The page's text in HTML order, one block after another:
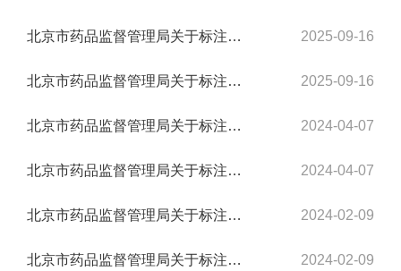
北京市药品监督管理局关于标注北京赛飞特科技有限公司等四十三家企业《医疗器械网络交... 2025-09-16
北京市药品监督管理局关于标注北京先锋寰宇网络信息有限责任公司等二十四家企业《药品... 2025-09-16
北京市药品监督管理局关于标注北京九都佳德科技有限公司等四家企业 《药品网络交易服务... 2024-04-07
北京市药品监督管理局关于标注我有药（北京）网络科技服务有限公司等七家企业《医疗器... 2024-04-07
北京市药品监督管理局关于标注北京金紫竹科技有限公司等七家企业 《医疗器械网络交易服... 2024-02-09
北京市药品监督管理局关于标注北京慧智真科技有限公司等十五家企业《药品网络交易服务... 2024-02-09